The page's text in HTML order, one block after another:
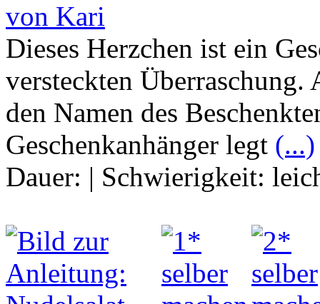
von Kari
Dieses Herzchen ist ein
versteckten Überraschung.
den Namen des
Geschenkanhänger legt (...)
Dauer: | Schwierigkeit: